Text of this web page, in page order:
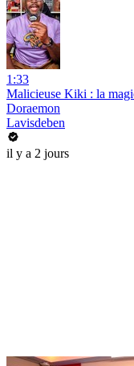
1:33
Malicieuse Kiki : la
Doraemon
Lavisdeben
il y a 2 jours